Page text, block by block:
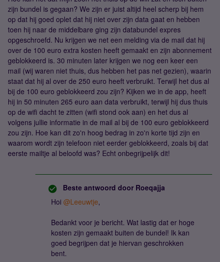
zijn bundel is gegaan? We zijn er juist altijd heel scherp bij hem
op dat hij goed oplet dat hij niet over zijn data gaat en hebben
toen hij naar de middelbare ging zijn databundel expres
opgeschroefd. Nu krijgen we net een melding via de mail dat hij
over de 100 euro extra kosten heeft gemaakt en zijn abonnement
geblokkeerd is. 30 minuten later krijgen we nog een keer een
mail (wij waren niet thuis, dus hebben het pas net gezien), waarin
staat dat hij al over de 250 euro heeft verbruikt. Terwijl het dus al
bij de 100 euro geblokkeerd zou zijn? Kijken we in de app, heeft
hij in 50 minuten 265 euro aan data verbruikt, terwijl hij dus thuis
op de wifi dacht te zitten (wifi stond ook aan) en het dus al
volgens jullie informatie in de mail al bij de 100 euro geblokkeerd
zou zijn. Hoe kan dit zo'n hoog bedrag in zo'n korte tijd zijn en
waarom wordt zijn telefoon niet eerder geblokkeerd, zoals bij dat
eerste mailtje al beloofd was? Echt onbegrijpelijk dit!
Beste antwoord door Roeqajja
Hoi @Leeuwtje,
Bedankt voor je bericht. Wat lastig dat er hoge
kosten zijn gemaakt buiten de bundel! Ik kan
goed begrijpen dat je hiervan geschrokken
bent.